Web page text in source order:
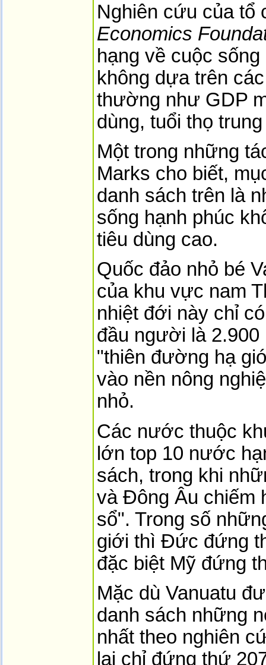
Nghiên cứu của
Economics
hạng về cuộc
không dựa trên
thường như GDP
dùng, tuổi thọ
Một trong những
Marks cho biết,
danh sách trên là
sống hạnh phúc
tiêu dùng cao.
Quốc đảo nhỏ bé
của khu vực nam
nhiệt đới này chỉ
đầu người là
"thiên đường hạ
vào nền nông
nhỏ.
Các nước thuộc
lớn top 10 nước
sách, trong khi
và Đông Âu chiếm
sổ". Trong số
giới thì Đức đứng
đặc biệt Mỹ đứng
Mặc dù Vanuatu
danh sách những
nhất theo nghiên
lại chỉ đứng thứ